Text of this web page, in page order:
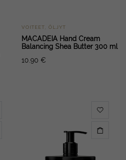
VOITEET, ÖLJYT
MACADEIA Hand Cream
Balancing Shea Butter 300 ml
10.90 €